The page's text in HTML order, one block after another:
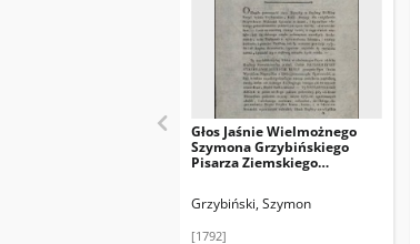
Głos Jaśnie Wielmożnego
Szymona Grzybińskiego
Pisarza Ziemskiego
Trybunał Koronny Prowincyi
Woiewództwa Kijowskiego
Grzybiński, Szymon
[1792]